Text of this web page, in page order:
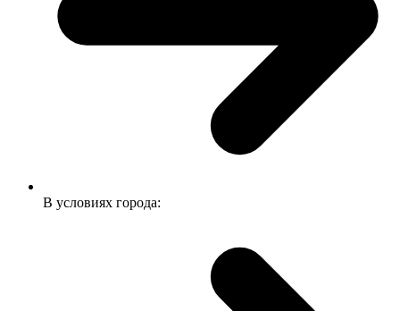
В условиях города: